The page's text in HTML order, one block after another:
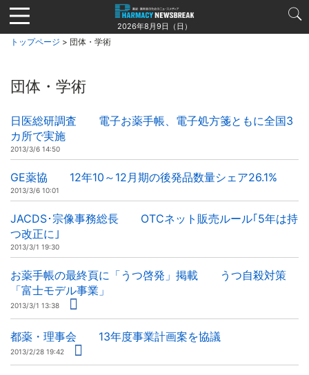
Jump
to
navigation
2026年8月9日（日）
トップページ > 団体・学術
団体・学術
日医総研調査 電子お薬手帳、電子処方箋ともに全国3
カ所で実施
2013/3/6 14:50
GE薬協 12年10～12月期の後発品数量シェア26.1%
2013/3/6 10:01
JACDS･宗像事務総長 OTCネット販売ルール｢5年は持
つ改正に｣
2013/3/1 19:30
お薬手帳の最終頁に「うつ啓発」掲載 うつ自殺対策
「富士モデル事業」
2013/3/1 13:38
都薬・理事会 13年度事業計画案を協議
2013/2/28 19:42